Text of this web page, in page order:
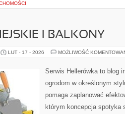
I BALKONY
LUT - 17 - 2026 MOŻLIWOŚĆ
Serwis Hellerówka to blog
ogrodom w określonym
pomaga zaplanować
którym koncepcja spotyka